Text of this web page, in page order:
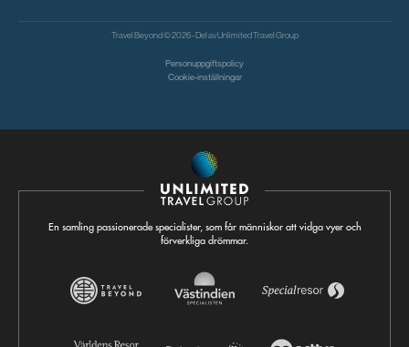
Travel Beyond © 2026 - Del avUnlimited Travel Group
Personuppgiftspolicy
Cookie-inställningar
En samling passionerade specialister, som får människor att vidga vyer och
förverkliga drömmar.